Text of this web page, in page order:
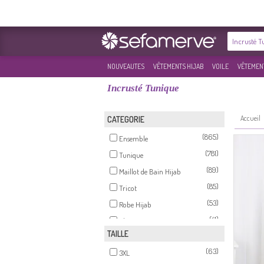
NOUVEAUTES VÊTEMENTS HIJAB VOILE
Incrusté Tunique
CATEGORIE
Ensemble
(865)
Tunique
(781)
Maillot de Bain Hijab
(89)
Tricot
(85)
Robe Hijab
(53)
Chemise
(41)
Survêtement
Blouse
(23)
TAILLE
3XL
(63)
Accueil